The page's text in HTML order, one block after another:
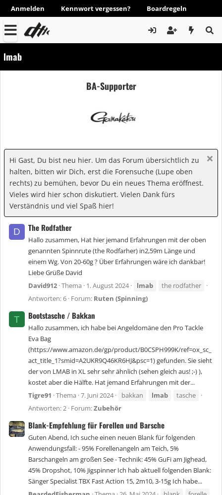
Anmelden Kennwort vergessen? Boardregeln
lmab
BA-Supporter
Hi Gast, Du bist neu hier. Um das Forum übersichtlich zu
halten, bitten wir Dich, erst die Forensuche (Lupe oben
rechts) zu bemühen, bevor Du ein neues Thema eröffnest.
Vieles wird hier schon diskutiert. Vielen Dank fürs
Verständnis und viel Spaß hier!
D The Rodfather
Hallo zusammen, Hat hier jemand Erfahrungen mit der oben
genannten Spinnrute (the Rodfarher) in2,59m Länge und
einem Wg. Von 20-60g ? Über Erfahrungen wäre ich dankbar!
Liebe Grüße David
David912 Thema 1. August 2024 lmab
the rodfather
Antworten: 6 Forum: Ruten (Spinning)
T Bootstasche / Bakkan
Hallo zusammen, ich habe bei Angeldomäne den Pro Tackle
Eva Bag
(https://www.amazon.de/gp/product/B0CSPH999K/ref=ox_sc_
act_title_1?smid=A2UKR9Q46KR6HJ&psc=1) gefunden. Sie sieht
der von LMAB in XL sehr sehr ähnlich (sehen gleich aus! ;-) ),
kostet aber die Hälfte. Hat jemand Erfahrungen mit der...
Tigre91 Thema 7. Juni 2024 bakkan lmab
tasche
Antworten: 2 Forum:Zubehör
Blank-Empfehlung für Forellen und Barsche
Guten Abend, Ich suche einen neuen Blank für folgenden
Anwendungsfall: - 95% Forellenangeln am Teich, 5%
Barschangeln am großen See - Technik: 45% GuFi am Jighead,
45% Dropshot, 10% Jigspinner Ich hab aktuell folgenden Blank:
Sänger Specialist TBX Fast Action 15, 2m10, 3-15g Ich habe...